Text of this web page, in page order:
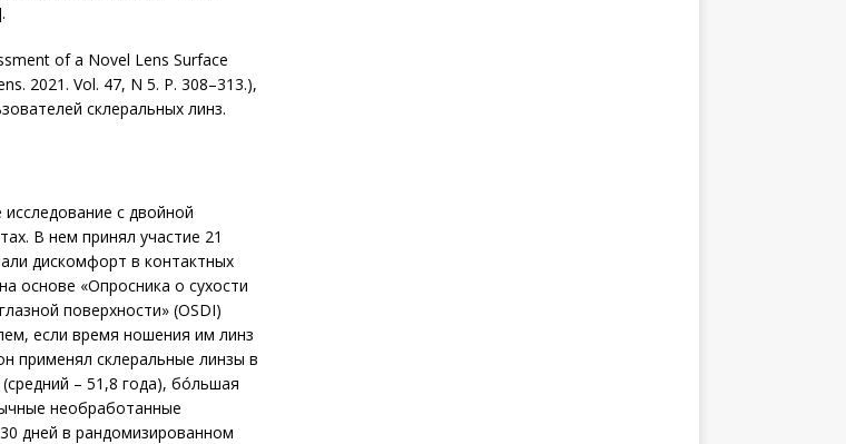
of a Novel Lens Surface
2021. Vol. 47, N 5. P. 308–313.),
склеральных линз.
с двойной
В нем принял учас­тие 21
дискомфорт в контактных
основе «Опросника о сухости
поверхности» (OSDI)
если время ношения им линз
применял склеральные линзы в
– 51,8 года), бóльшая
необработанные
дней в рандомизированном